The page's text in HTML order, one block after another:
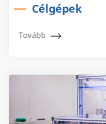
Célgépek
Tovább